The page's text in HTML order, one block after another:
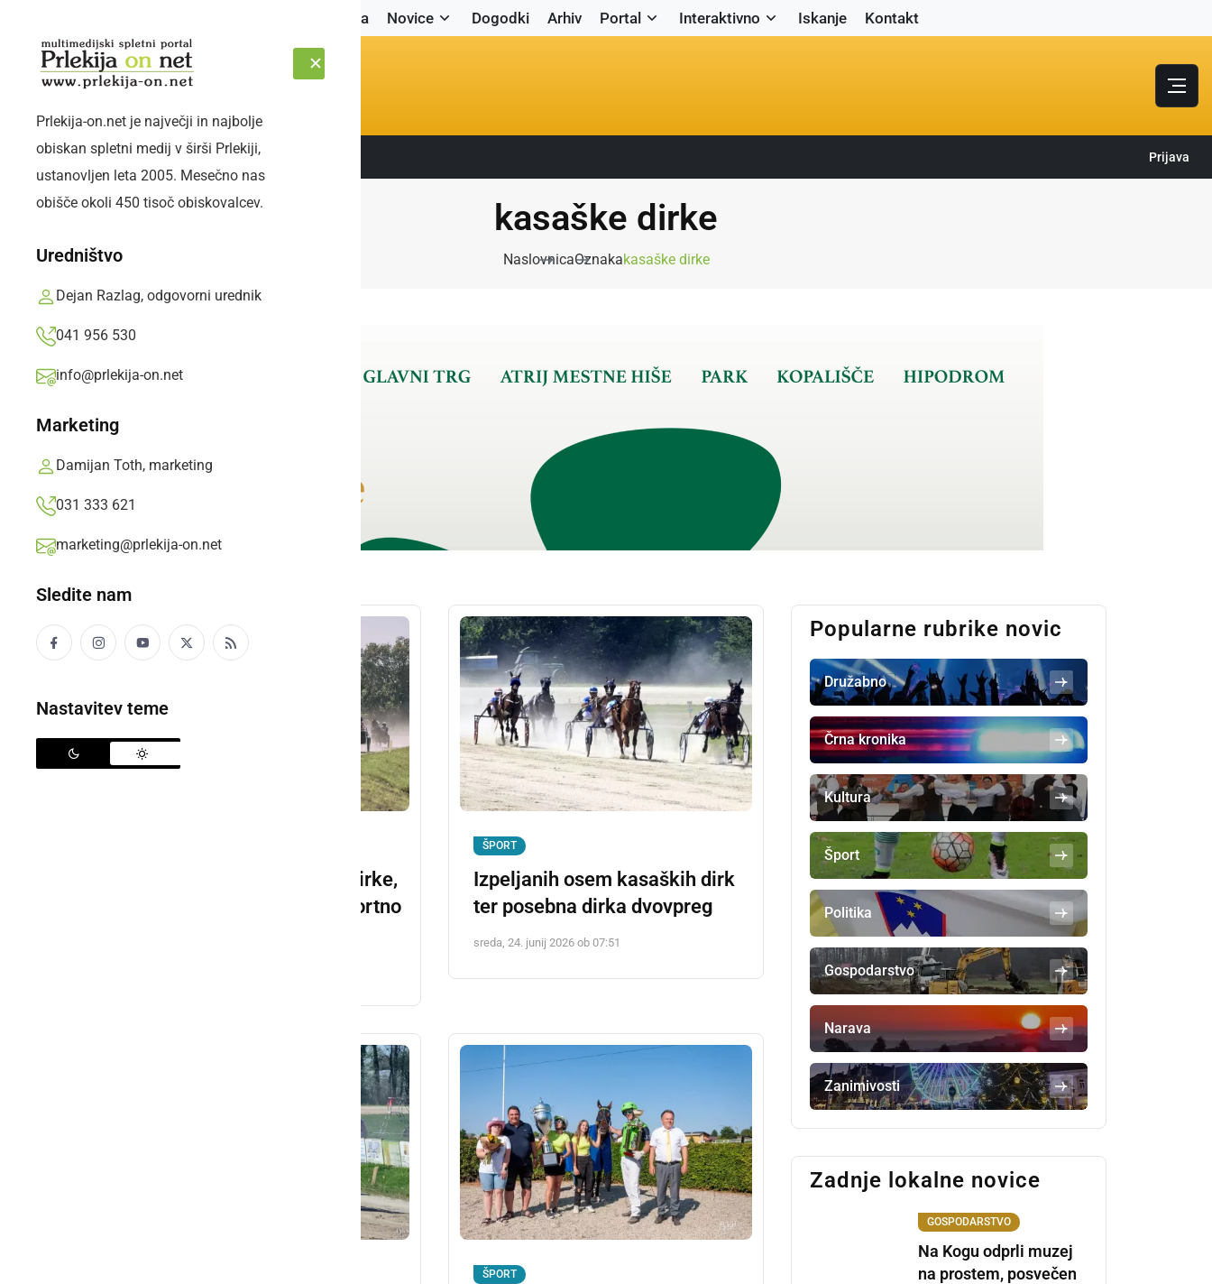
Naslovnica Novice Dogodki Arhiv Portal Interaktivno Iskanje Kontakt
PETEK, 7. AVGUST 2026 Sledite nam: Prijava
Prlekija-on.net je največji in najbolje
obiskan spletni medij v širši Prlekiji,
ustanovljen leta 2005. Mesečno nas
obišče okoli 450 tisoč obiskovalcev.
Uredništvo
Dejan Razlag, odgovorni urednik
041 956 530
info@prlekija-on.net
Marketing
Damijan Toth, marketing
031 333 621
marketing@prlekija-on.net
Sledite nam
Nastavitev teme
kasaške dirke
NaslovnicaOznakakasaške dirke
V soboto velike kasaške dirke,
ki bodo ponudile pravo športno
ŠPORT
Izpeljanih osem kasaških dirk
ter posebna dirka dvovpreg
sreda, 24. junij 2026 ob 07:51
ŠPORT
Popularne rubrike novic
Družabno
Črna kronika
Kultura
Šport
Politika
Gospodarstvo
Narava
Zanimivosti
Zadnje lokalne novice
GOSPODARSTVO
Na Kogu odprli muzej
na prostem, posvečen